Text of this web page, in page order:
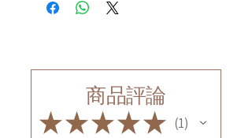
商品評論
★★★★★ 1